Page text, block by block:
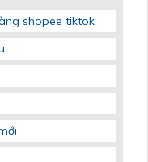
shopee tiktok